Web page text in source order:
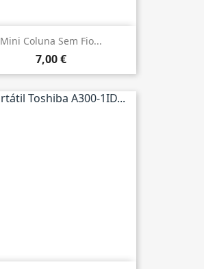
Mini Coluna Sem Fio...
7,00 €